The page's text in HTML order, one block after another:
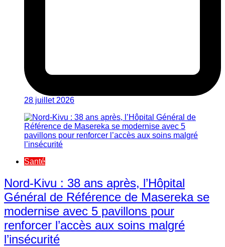
28 juillet 2026
Santé
Nord-Kivu : 38 ans après, l’Hôpital
Général de Référence de Masereka se
modernise avec 5 pavillons pour
renforcer l’accès aux soins malgré
l’insécurité